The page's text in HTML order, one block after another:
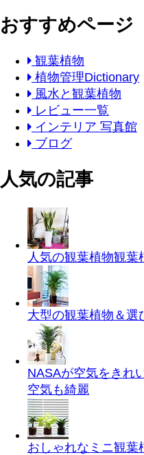
おすすめページ
観葉植物
植物管理Dictionary
風水と観葉植物
レビュー一覧
インテリア 写真館
ブログ
人気の記事
人気の観葉植物観葉
大型の観葉植物＆選
NASAが空気をきれ
空気も綺麗
おしゃれなミニ観葉